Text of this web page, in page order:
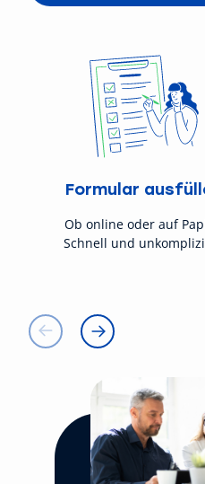
Formular
Ob online oder auf
Schnell und